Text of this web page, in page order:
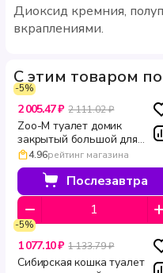
Диоксид кремния,
вкраплениями.
С этим товаром
-5%
2 005.47 ₽ 2 111.02 ₽
Zoo-M туалет домик
закрытый большой для
кошек с дверцей
полипропилен светло
ZOOM 57 × 43 × 38 см
4.96рейтинг магазина
Послезавтра
-5%
1 077.10 ₽ 1 133.79 ₽
Сибирская кошка туалет